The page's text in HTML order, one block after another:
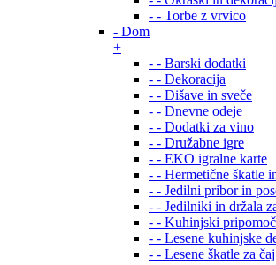
- - Torbe z vrvico
- Dom
+
- - Barski dodatki
- - Dekoracija
- - Dišave in sveče
- - Dnevne odeje
- - Dodatki za vino
- - Družabne igre
- - EKO igralne karte
- - Hermetične škatle
- - Jedilni pribor in
- - Jedilniki in držala
- - Kuhinjski
- - Lesene kuhinjske
- - Lesene škatle za čaj